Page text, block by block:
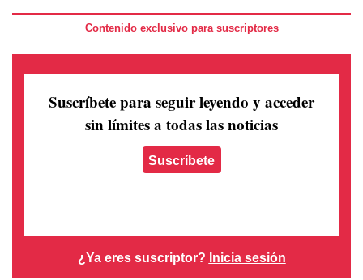
Contenido exclusivo para suscriptores
Suscríbete para seguir leyendo y acceder
sin límites a todas las noticias
Suscríbete
¿Ya eres suscriptor? Inicia sesión